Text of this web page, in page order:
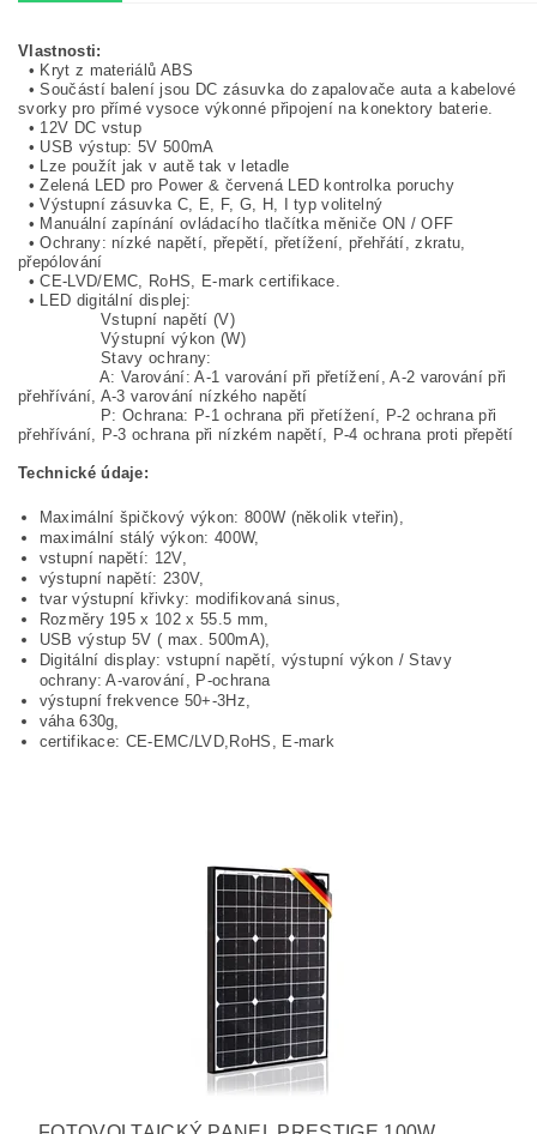
Vlastnosti:
• Kryt z materiálů ABS
• Součástí balení jsou DC zásuvka do zapalovače auta a kabelové
svorky pro přímé vysoce výkonné připojení na konektory baterie.
• 12V DC vstup
• USB výstup: 5V 500mA
• Lze použít jak v autě tak v letadle
• Zelená LED pro Power & červená LED kontrolka poruchy
• Výstupní zásuvka C, E, F, G, H, I typ volitelný
• Manuální zapínání ovládacího tlačítka měniče ON / OFF
• Ochrany: nízké napětí, přepětí, přetížení, přehřátí, zkratu,
přepólování
• CE-LVD/EMC, RoHS, E-mark certifikace.
• LED digitální displej:
Vstupní napětí (V)
Výstupní výkon (W)
Stavy ochrany:
A: Varování: A-1 varování při přetížení, A-2 varování při
přehřívání, A-3 varování nízkého napětí
P: Ochrana: P-1 ochrana při přetížení, P-2 ochrana při
přehřívání, P-3 ochrana při nízkém napětí, P-4 ochrana proti přepětí
Technické údaje:
Maximální špičkový výkon: 800W (několik vteřin),
maximální stálý výkon: 400W,
vstupní napětí: 12V,
výstupní napětí: 230V,
tvar výstupní křivky: modifikovaná sinus,
Rozměry 195 x 102 x 55.5 mm,
USB výstup 5V ( max. 500mA),
Digitální display: vstupní napětí, výstupní výkon / Stavy
ochrany: A-varování, P-ochrana
výstupní frekvence 50+-3Hz,
váha 630g,
certifikace: CE-EMC/LVD,RoHS, E-mark